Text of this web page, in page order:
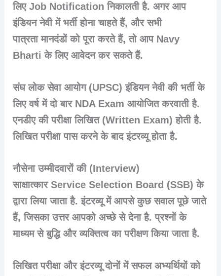
लिए Job Notification निकालती है. अगर आप
इंडियन नेवी में भर्ती होना चाहते हैं, और सभी
पात्रता मानदंडों को पूरा करते हैं, तो आप Navy
Bharti के लिए आवेदन कर सकते हैं.
संघ लोक सेवा आयोग (UPSC) इंडियन नेवी की भर्ती के
लिए वर्ष में दो बारNDA Exam आयोजित करवाती है.
एनडीए की परीक्षा लिखित (Written Exam) होती है.
लिखित परीक्षा पास करने के बाद इंटरव्यू होता है.
नौसेना उम्मीदवारों की (Interview)
साक्षात्कारService Selection Board (SSB) के
द्वारा लिया जाता है. इंटरव्यू में आपसे कुछ सवाल पूछे जाते
हैं, जिसका उत्तर आपको अच्छे से देना है. प्रश्नों के
माध्यम से बुद्धि और व्यक्तित्व का परीक्षण किया जाता है.
लिखित परीक्षा और इंटरव्यू दोनों में सफल अभ्यर्थियों को